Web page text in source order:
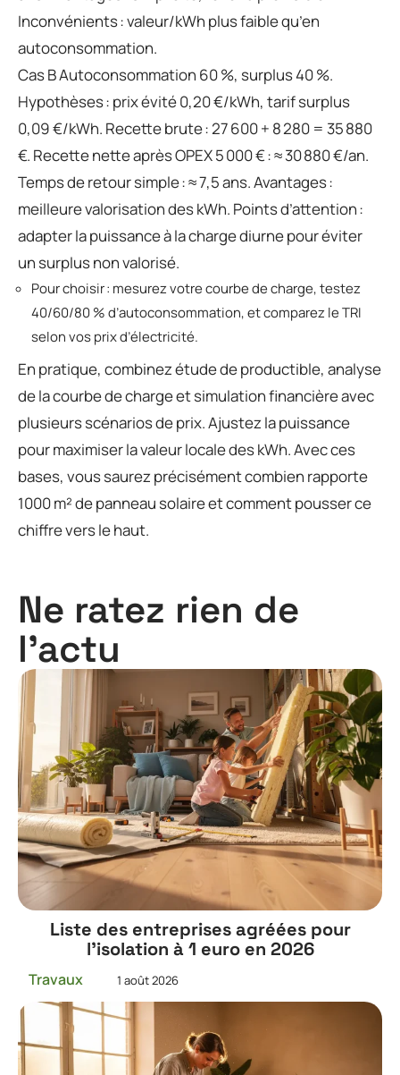
Inconvénients : valeur/kWh plus faible qu’en
autoconsommation.
Cas B Autoconsommation 60 %, surplus 40 %.
Hypothèses : prix évité 0,20 €/kWh, tarif surplus
0,09 €/kWh. Recette brute : 27 600 + 8 280 = 35 880
€. Recette nette après OPEX 5 000 € : ≈ 30 880 €/an.
Temps de retour simple : ≈ 7,5 ans. Avantages :
meilleure valorisation des kWh. Points d’attention :
adapter la puissance à la charge diurne pour éviter
un surplus non valorisé.
Pour choisir : mesurez votre courbe de charge, testez
40/60/80 % d’autoconsommation, et comparez le TRI
selon vos prix d’électricité.
En pratique, combinez étude de productible, analyse
de la courbe de charge et simulation financière avec
plusieurs scénarios de prix. Ajustez la puissance
pour maximiser la valeur locale des kWh. Avec ces
bases, vous saurez précisément combien rapporte
1000 m² de panneau solaire et comment pousser ce
chiffre vers le haut.
Ne ratez rien de
l'actu
Liste des entreprises agréées pour
l’isolation à 1 euro en 2026
Travaux 1 août 2026